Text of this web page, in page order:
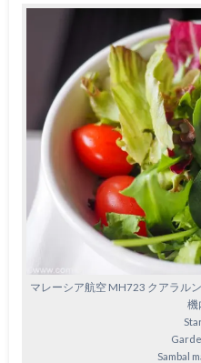
マレーシア航空 MH723 クアラル
機
Sambal